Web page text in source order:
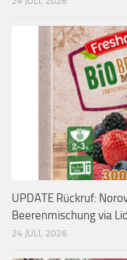
UPDATE Rückruf:
Beerenmischung via
24 JULI, 2026